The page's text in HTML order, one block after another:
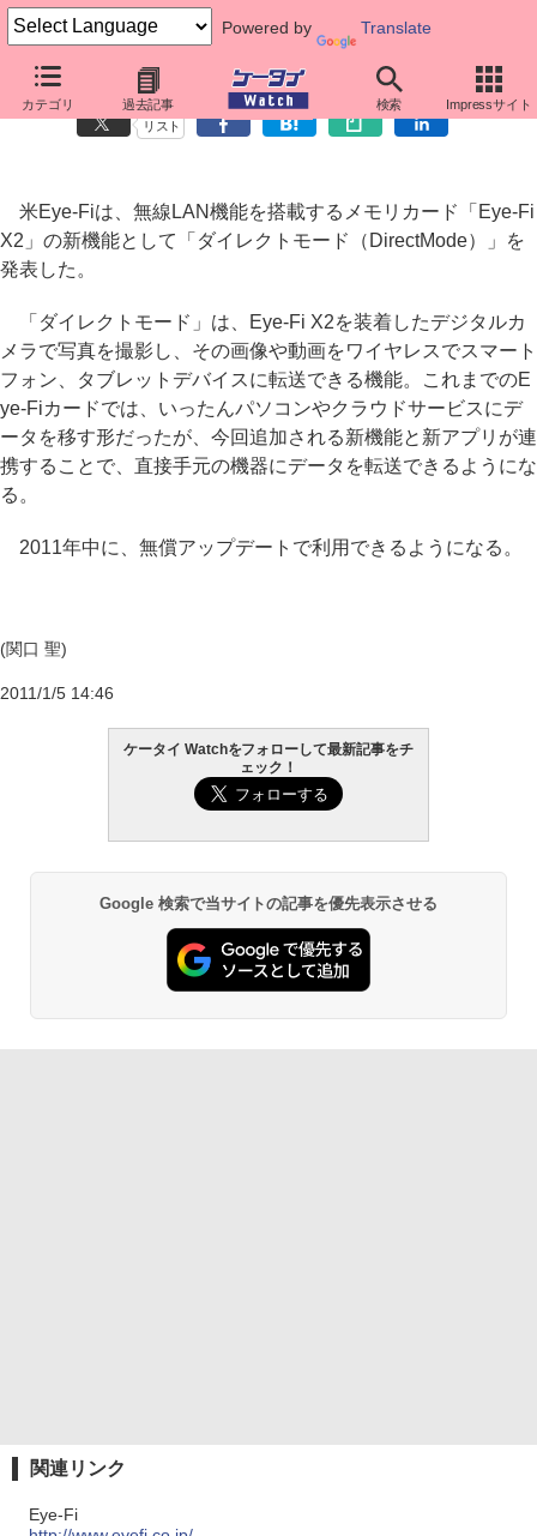
Powered by Translate
カテゴリ 過去記事 検索 Impressサイト
「Eye-Fi X2」にダイレクトモード、スマートフォンなどと連携
リスト
米Eye-Fiは、無線LAN機能を搭載するメモリカード「Eye-Fi
X2」の新機能として「ダイレクトモード（DirectMode）」を
発表した。
「ダイレクトモード」は、Eye-Fi X2を装着したデジタルカ
メラで写真を撮影し、その画像や動画をワイヤレスでスマート
フォン、タブレットデバイスに転送できる機能。これまでのE
ye-Fiカードでは、いったんパソコンやクラウドサービスにデ
ータを移す形だったが、今回追加される新機能と新アプリが連
携することで、直接手元の機器にデータを転送できるようにな
る。
2011年中に、無償アップデートで利用できるようになる。
(関口 聖)
2011/1/5 14:46
ケータイ Watchをフォローして最新記事をチ
ェック！
Google 検索で当サイトの記事を優先表示させる
関連リンク
Eye-Fi